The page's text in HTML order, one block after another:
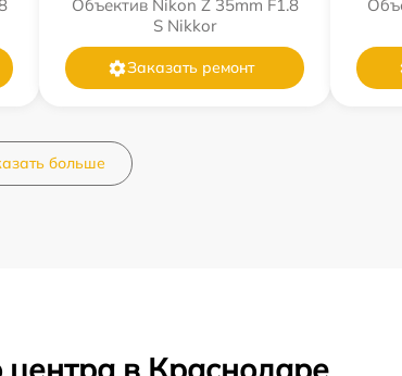
Объектив Nikon Z 35mm F1.8
S Nikkor
Заказать ремонт
больше